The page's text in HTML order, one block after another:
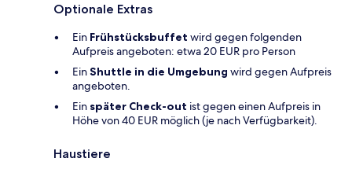
Optionale Extras
Ein Frühstücksbuffet wird gegen folgenden
Aufpreis angeboten: etwa 20 EUR pro Person
EinShuttle in die Umgebung wird gegen Aufpreis
angeboten.
Ein später Check-out ist gegen einen Aufpreis in
Höhe von 40 EUR möglich (je nach Verfügbarkeit).
Haustiere